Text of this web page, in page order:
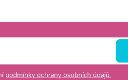
podmínky ochrany osobních údajů.